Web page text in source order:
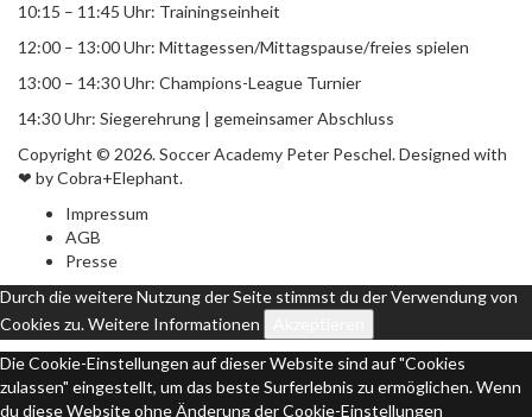
10:15 – 11:45 Uhr: Trainingseinheit
12:00 – 13:00 Uhr: Mittagessen/Mittagspause/freies spielen
13:00 – 14:30 Uhr: Champions-League Turnier
14:30 Uhr: Siegerehrung | gemeinsamer Abschluss
Copyright © 2026. Soccer Academy Peter Peschel. Designed with
❤ by Cobra+Elephant.
Impressum
AGB
Presse
Durch die weitere Nutzung der Seite stimmst du der Verwendung von
Cookies zu.Weitere Informationen
Die Cookie-Einstellungen auf dieser Website sind auf "Cookies
zulassen" eingestellt, um das beste Surferlebnis zu ermöglichen. Wenn
du diese Website ohne Änderung der Cookie-Einstellungen